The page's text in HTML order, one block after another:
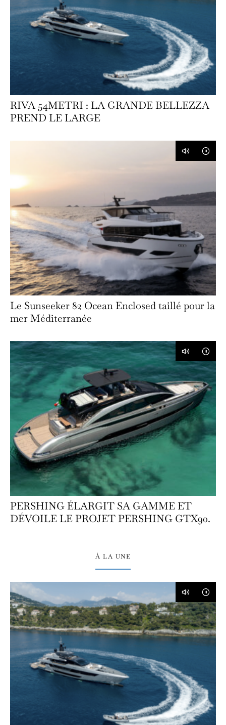
RIVA 54METRI : LA GRANDE BELLEZZA
PREND LE LARGE
Le Sunseeker 82 Ocean Enclosed taillé pour la
mer Méditerranée
PERSHING ÉLARGIT SA GAMME ET
DÉVOILE LE PROJET PERSHING GTX90.
À LA UNE